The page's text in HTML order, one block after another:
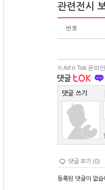
관련전시
번호
※ Art n Tok 온라
댓글 쓰기
댓글 보기 (0)
등록된 댓글이 없습